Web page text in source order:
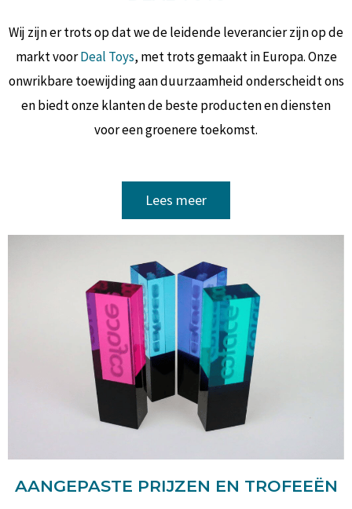
Wij zijn er trots op dat we de leidende leverancier zijn op de
markt voorDeal Toys, met trots gemaakt in Europa. Onze
onwrikbare toewijding aan duurzaamheid onderscheidt ons
en biedt onze klanten de beste producten en diensten
voor een groenere toekomst.
Lees meer
AANGEPASTE PRIJZEN EN TROFEEËN